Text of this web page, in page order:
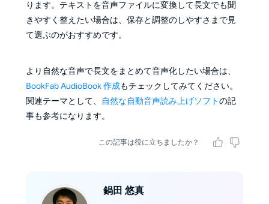
ります。テキストを音声ファイルに変換して長文でも聞
きやすく整えたい場合は、保存と調整のしやすさまで見
て選ぶのがおすすめです。
より自然な音声で長文をまとめて音声化したい場合は、
BookFab AudioBook 作成もチェックしてみてください。
関連テーマとして、
自然な自動音声読み上げソフトの記
事も参考になります。
この記事は役に立ちましたか？
鍋田 悠真